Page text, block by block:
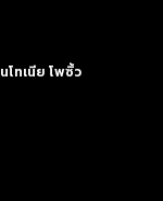
โทเนีย โพซิ้ว